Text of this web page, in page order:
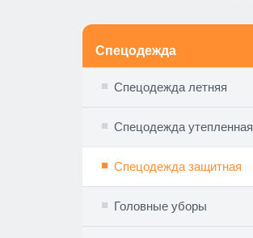
Спецодежда
Спецодежда летняя
Спецодежда утепленная
Спецодежда защитная
Головные уборы